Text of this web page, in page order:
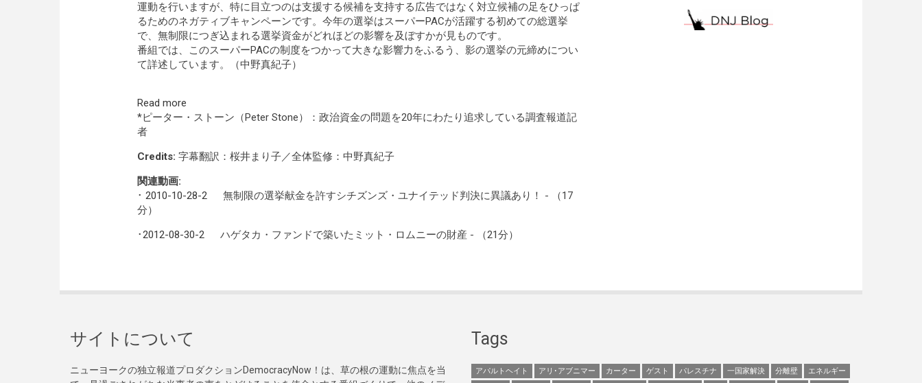
運動を行いますが、特に目立つのは支援する候補を支持する広告ではなく対立候補の足をひっぱ
るためのネガティブキャンペーンです。今年の選挙はスーパーPACが活躍する初めての総選挙
で、無制限につぎ込まれる選挙資金がどれほどの影響を及ぼすかが見ものです。
番組では、このスーパーPACの制度をつかって大きな影響力をふるう、影の選挙の元締めについ
て詳述しています。（中野真紀子）
Read more
*ピーター・ストーン（Peter Stone）：政治資金の問題を20年にわたり追求している調査報道記
者
Credits: 字幕翻訳：桜井まり子／全体監修：中野真紀子
関連動画:
･ 2010-10-28-2
無制限の選挙献金を許すシチズンズ・ユナイテッド判決に異議あり！ - （17
分）
･2012-08-30-2 ハゲタカ・ファンドで築いたミット・ロムニーの財産 - （21分）
サイトについて
ニューヨークの独立報道プロダクションDemocracyNow！は、草の根の運動に焦点を当
Tags
アパルトヘイト アリ･アブニマー カーター ゲスト パレスチナ 一国家解決 分離壁 エネルギー